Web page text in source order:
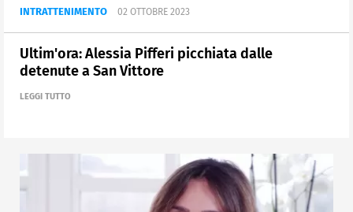
Mode
Buono a sapersi
Tecnologia
INTRATTENIMENTO 02 OTTOBRE 2023
Ultim'ora: Alessia Pifferi picchiata dalle
detenute a San Vittore